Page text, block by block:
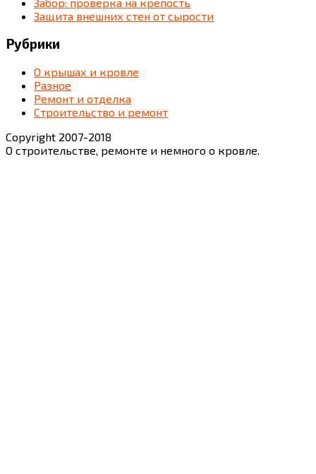
Защита внешних стен от сырости
Рубрики
О крышах и кровле
Разное
Ремонт и отделка
Строительство и ремонт
Copyright 2007-2018
О строительстве, ремонте и немного о кровле.